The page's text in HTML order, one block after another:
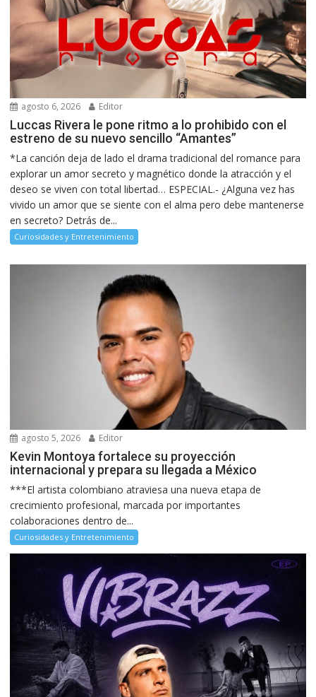
agosto 6, 2026 Editor
Luccas Rivera le pone ritmo a lo prohibido con el
estreno de su nuevo sencillo “Amantes”
*La canción deja de lado el drama tradicional del romance para
explorar un amor secreto y magnético donde la atracción y el
deseo se viven con total libertad… ESPECIAL.- ¿Alguna vez has
vivido un amor que se siente con el alma pero debe mantenerse
en secreto? Detrás de...
Curiosidades y Entretenimiento
agosto 5, 2026 Editor
Kevin Montoya fortalece su proyección
internacional y prepara su llegada a México
***El artista colombiano atraviesa una nueva etapa de
crecimiento profesional, marcada por importantes
colaboraciones dentro de...
Curiosidades y Entretenimiento